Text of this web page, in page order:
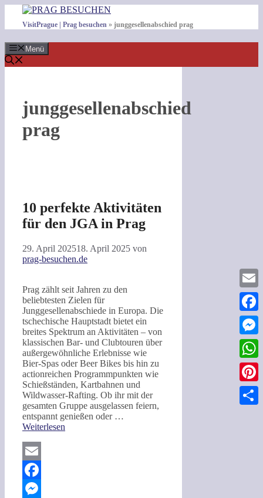
Inhalt
springen
VisitPrague | Prag besuchen » junggesellenabschied prag
Menü
junggesellenabschied
prag
10 perfekte Aktivitäten
für den JGA in Prag
29. April 202518. April 2025 von
prag-besuchen.de
Prag zählt seit Jahren zu den
beliebtesten Zielen für
Junggesellenabschiede in Europa. Die
tschechische Hauptstadt bietet ein
breites Spektrum an Aktivitäten – von
klassischen Bar‑ und Clubtouren über
außergewöhnliche Erlebnisse wie
Bier‑Spas oder Beer Bikes bis hin zu
actionreichen Programmpunkten wie
Schießständen, Kartbahnen und
Wildwasser‑Rafting. Ob ihr mit der
gesamten Gruppe ausgelassen feiern,
entspannt genießen oder …
Weiterlesen
Email
Facebook
Email